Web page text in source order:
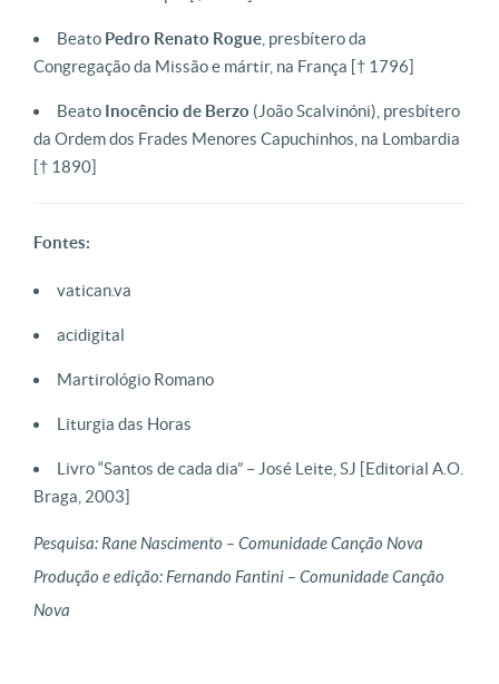
Beato Pedro Renato Rogue , presbítero da
Congregação da Missão e mártir, na França [† 1796]
Beato Inocêncio de Berzo (João Scalvinóni), presbítero
da Ordem dos Frades Menores Capuchinhos, na Lombardia
[† 1890]
Fontes:
vatican.va
acidigital
Martirológio Romano
Liturgia das Horas
Livro “Santos de cada dia” – José Leite, SJ [Editorial A.O.
Braga, 2003]
Pesquisa: Rane Nascimento – Comunidade Canção Nova
Produção e edição: Fernando Fantini – Comunidade Canção
Nova